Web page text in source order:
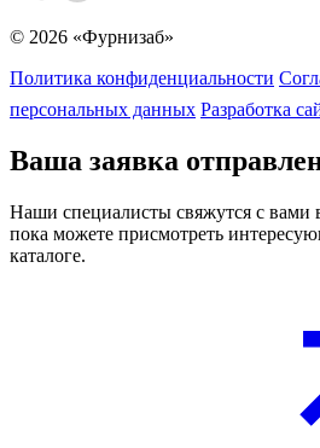
© 2026 «Фурнизаб»
Политика конфиденциальности
персональных данных Разработка
Ваша заявка
Наши специалисты свяжутся с вами
пока можете присмотреть
каталоге.